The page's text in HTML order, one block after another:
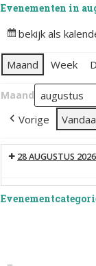
Evenementen in
bekijk als
Maand Week
Maand
Vorige
28 AUGUSTUS 2026